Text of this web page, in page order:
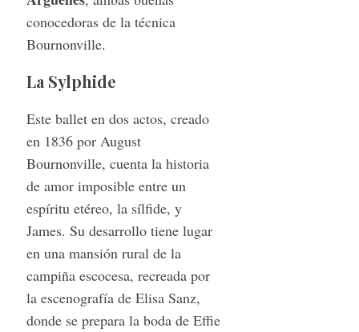
conocedoras de la técnica
Bournonville.
La Sylphide
Este ballet en dos actos, creado
en 1836 por August
Bournonville, cuenta la historia
de amor imposible entre un
espíritu etéreo, la sílfide, y
James. Su desarrollo tiene lugar
en una mansión rural de la
campiña escocesa, recreada por
la escenografía de Elisa Sanz,
donde se prepara la boda de Effie